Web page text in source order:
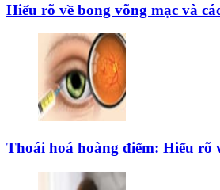
Hiểu rõ về bong võng mạc và
Thoái hoá hoàng điểm: Hiểu rõ